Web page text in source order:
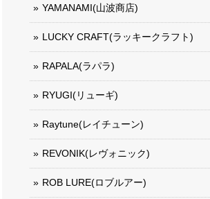
YAMANAMI(山波商店)
LUCKY CRAFT(ラッキークラフト)
RAPALA(ラパラ)
RYUGI(リューギ)
Raytune(レイチューン)
REVONIK(レヴォニック)
ROB LURE(ロブルアー)